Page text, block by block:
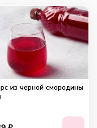
из чёрной смородины